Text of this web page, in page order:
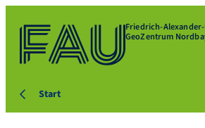
Friedrich-
GeoZentrum
Start